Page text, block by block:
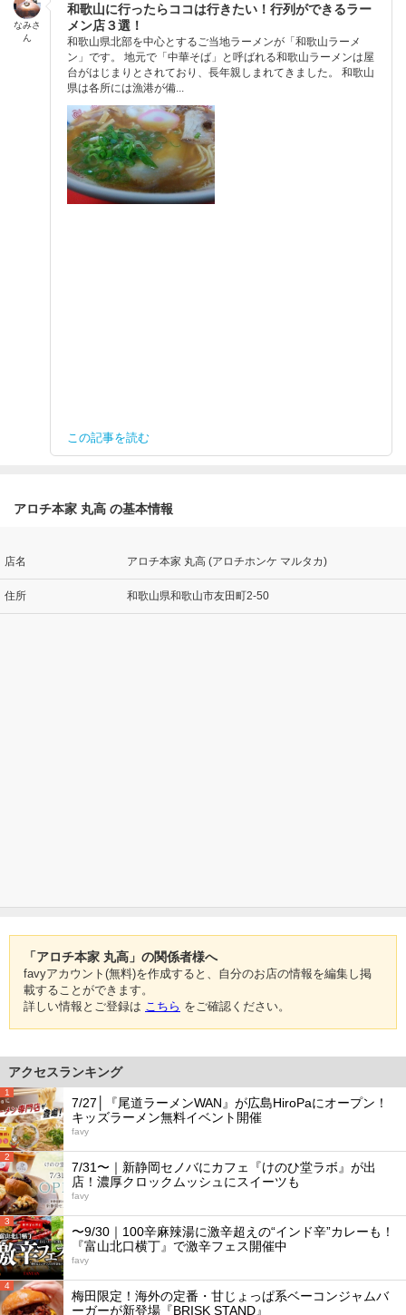
なみさ
ん
和歌山に行ったらココは行きたい！行列ができるラー
メン店３選！
和歌山県北部を中心とするご当地ラーメンが「和歌山ラーメ
ン」です。 地元で「中華そば」と呼ばれる和歌山ラーメンは屋
台がはじまりとされており、長年親しまれてきました。 和歌山
県は各所には漁港が備...
この記事を読む
アロチ本家 丸高 の基本情報
店名 アロチ本家 丸高 (アロチホンケ マルタカ)
住所 和歌山県和歌山市友田町2-50
「アロチ本家 丸高」の関係者様へ
favyアカウント(無料)を作成すると、自分のお店の情報を編集し掲
載することができます。
詳しい情報とご登録は こちら をご確認ください。
アクセスランキング
1
7/27│『尾道ラーメンWAN』が広島HiroPaにオープン！
キッズラーメン無料イベント開催
favy
2
7/31〜｜新静岡セノバにカフェ『けのひ堂ラボ』が出
店！濃厚クロックムッシュにスイーツも
favy
3
〜9/30｜100辛麻辣湯に激辛超えの“インド辛”カレーも！
『富山北口横丁』で激辛フェス開催中
favy
4
梅田限定！海外の定番・甘じょっぱ系ベーコンジャムバ
ーガーが新登場『BRISK STAND』